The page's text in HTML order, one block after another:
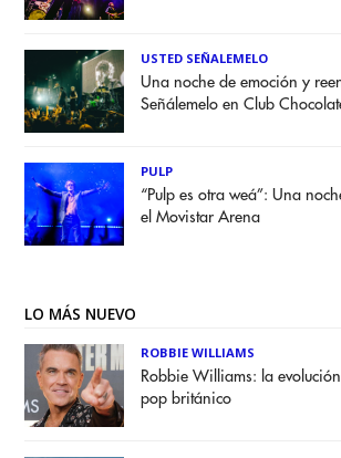
USTED SEÑALEMELO
Una noche de emoción y
Señálemelo en Club
PULP
“Pulp es otra weá”: Una
el Movistar Arena
LO MÁS NUEVO
ROBBIE WILLIAMS
Robbie Williams: la
pop británico